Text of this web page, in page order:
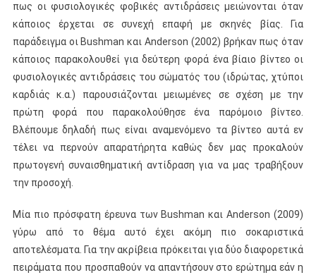
πως οι φυσιολογικές φοβικές αντιδράσεις μειώνονται όταν
κάποιος έρχεται σε συνεχή επαφή με σκηνές βίας. Για
παράδειγμα οι Bushman και Anderson (2002) βρήκαν πως όταν
κάποιος παρακολουθεί για δεύτερη φορά ένα βίαιο βίντεο οι
φυσιολογικές αντιδράσεις του σώματός του (ιδρώτας, χτύποι
καρδιάς κ.α.) παρουσιάζονται μειωμένες σε σχέση με την
πρώτη φορά που παρακολούθησε ένα παρόμοιο βίντεο.
Βλέπουμε δηλαδή πως είναι αναμενόμενο τα βίντεο αυτά εν
τέλει να περνούν απαρατήρητα καθώς δεν μας προκαλούν
πρωτογενή συναισθηματική αντίδραση για να μας τραβήξουν
την προσοχή.
Μία πιο πρόσφατη έρευνα των Bushman και Anderson (2009)
γύρω από το θέμα αυτό έχει ακόμη πιο σοκαριστικά
αποτελέσματα. Για την ακρίβεια πρόκειται για δύο διαφορετικά
πειράματα που προσπαθούν να απαντήσουν στο ερώτημα εάν η